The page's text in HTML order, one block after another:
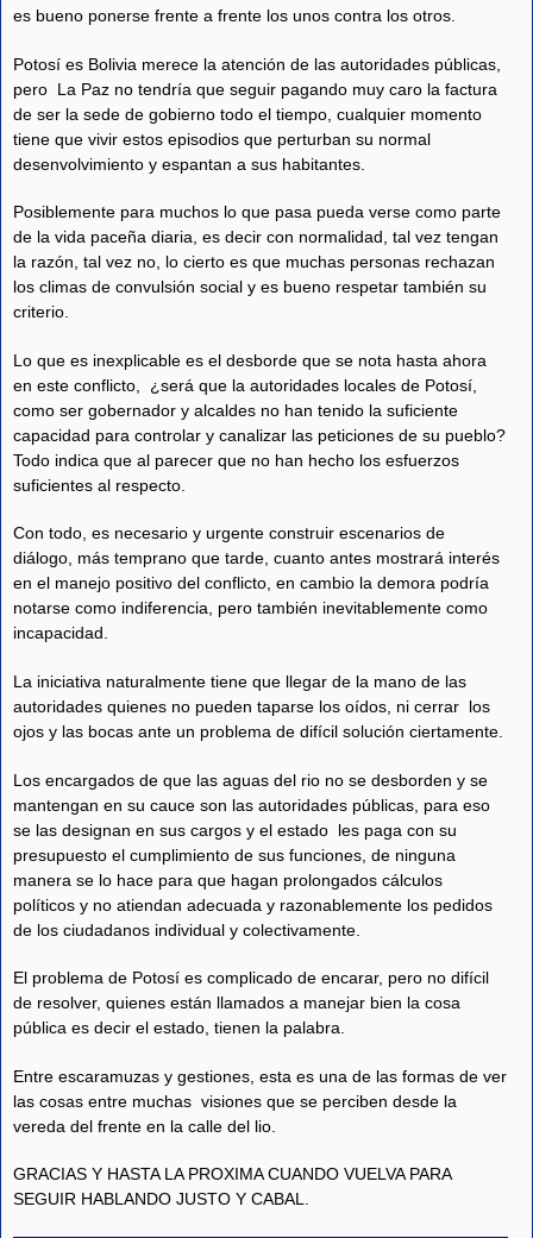
es bueno ponerse frente a frente los unos contra los otros.
Potosí es Bolivia merece la atención de las autoridades públicas,
pero La Paz no tendría que seguir pagando muy caro la factura
de ser la sede de gobierno todo el tiempo, cualquier momento
tiene que vivir estos episodios que perturban su normal
desenvolvimiento y espantan a sus habitantes.
Posiblemente para muchos lo que pasa pueda verse como parte
de la vida paceña diaria, es decir con normalidad, tal vez tengan
la razón, tal vez no, lo cierto es que muchas personas rechazan
los climas de convulsión social y es bueno respetar también su
criterio.
Lo que es inexplicable es el desborde que se nota hasta ahora
en este conflicto, ¿será que la autoridades locales de Potosí,
como ser gobernador y alcaldes no han tenido la suficiente
capacidad para controlar y canalizar las peticiones de su pueblo?
Todo indica que al parecer que no han hecho los esfuerzos
suficientes al respecto.
Con todo, es necesario y urgente construir escenarios de
diálogo, más temprano que tarde, cuanto antes mostrará interés
en el manejo positivo del conflicto, en cambio la demora podría
notarse como indiferencia, pero también inevitablemente como
incapacidad.
La iniciativa naturalmente tiene que llegar de la mano de las
autoridades quienes no pueden taparse los oídos, ni cerrar los
ojos y las bocas ante un problema de difícil solución ciertamente.
Los encargados de que las aguas del rio no se desborden y se
mantengan en su cauce son las autoridades públicas, para eso
se las designan en sus cargos y el estado les paga con su
presupuesto el cumplimiento de sus funciones, de ninguna
manera se lo hace para que hagan prolongados cálculos
políticos y no atiendan adecuada y razonablemente los pedidos
de los ciudadanos individual y colectivamente.
El problema de Potosí es complicado de encarar, pero no difícil
de resolver, quienes están llamados a manejar bien la cosa
pública es decir el estado, tienen la palabra.
Entre escaramuzas y gestiones, esta es una de las formas de ver
las cosas entre muchas visiones que se perciben desde la
vereda del frente en la calle del lio.
GRACIAS Y HASTA LA PROXIMA CUANDO VUELVA PARA
SEGUIR HABLANDO JUSTO Y CABAL.